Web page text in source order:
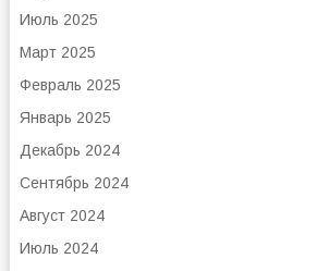
Июль 2025
Март 2025
Февраль 2025
Январь 2025
Декабрь 2024
Сентябрь 2024
Август 2024
Июль 2024